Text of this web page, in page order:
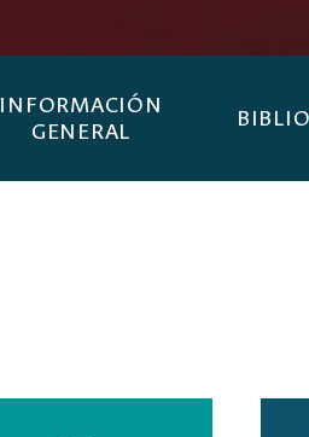
INFORMACIÓN
GENERAL